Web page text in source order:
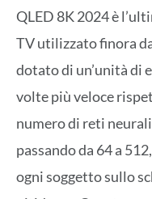
QLED 8K 2024 è
TV utilizzato finora
dotato di un’unità di
volte più veloce
numero di reti
passando da 64 a
ogni soggetto sullo